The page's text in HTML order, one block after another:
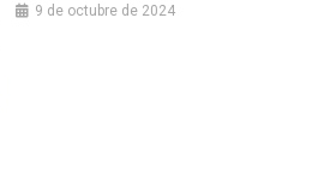
9 de octubre de 2024